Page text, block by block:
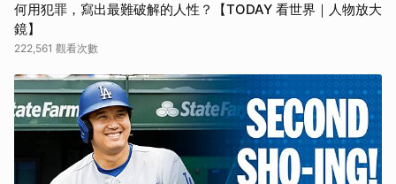
何用犯罪，寫出最難破解的人性？【TODAY 看世界｜人物放大
鏡】
222,561 觀看次數